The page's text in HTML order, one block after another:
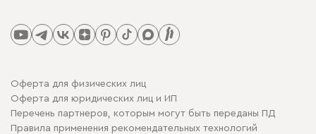
Оферта для физических лиц
Оферта для юридических лиц и ИП
Перечень партнеров, которым могут быть переданы ПД
Правила применения рекомендательных технологий